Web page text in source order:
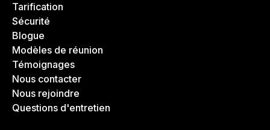
Tarification
Sécurité
Blogue
Modèles de réunion
Témoignages
Nous contacter
Nous rejoindre
Questions d'entretien